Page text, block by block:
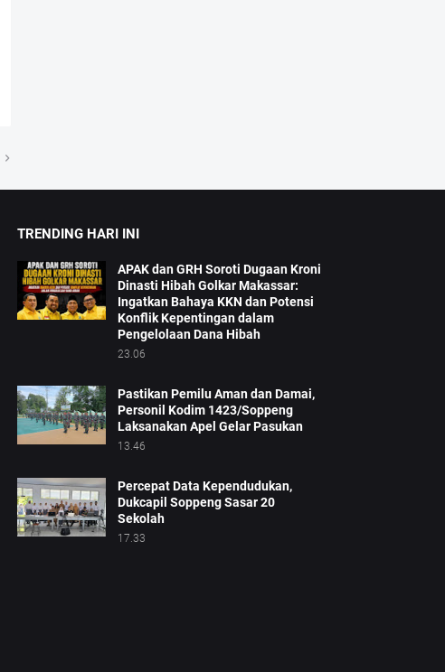
TRENDING HARI INI
APAK dan GRH Soroti Dugaan Kroni
Dinasti Hibah Golkar Makassar:
Ingatkan Bahaya KKN dan Potensi
Konflik Kepentingan dalam
Pengelolaan Dana Hibah
23.06
Pastikan Pemilu Aman dan Damai,
Personil Kodim 1423/Soppeng
Laksanakan Apel Gelar Pasukan
13.46
Percepat Data Kependudukan,
Dukcapil Soppeng Sasar 20
Sekolah
17.33